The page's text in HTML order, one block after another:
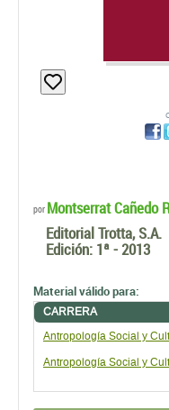
por Montserrat Cañedo
Editorial Trotta, S.A.
Edición: 1ª - 2013
Material válido para:
CARRERA
Antropología Social y
Antropología Social y